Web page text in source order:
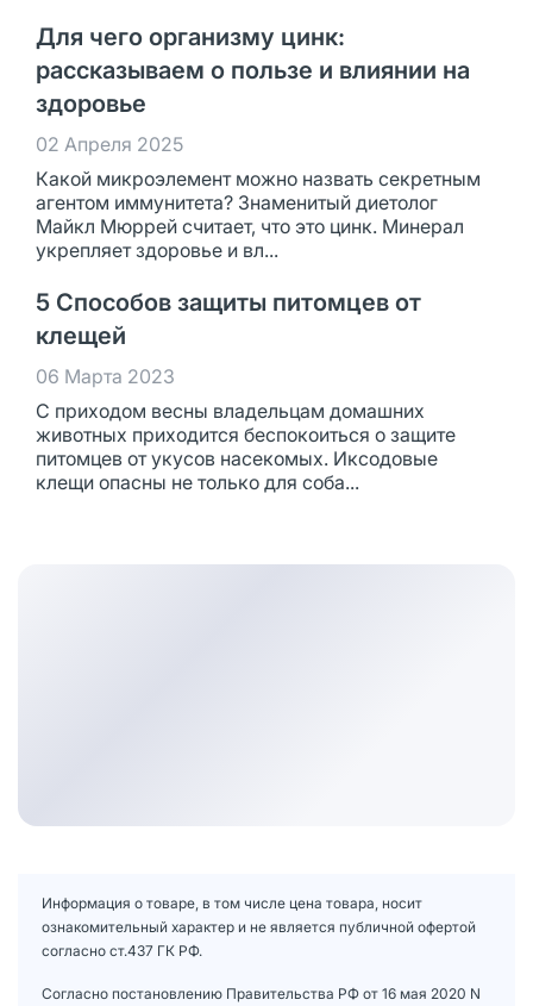
Для чего организму цинк:
рассказываем о пользе и влиянии на
здоровье
02 Апреля 2025
Какой микроэлемент можно назвать секретным
агентом иммунитета? Знаменитый диетолог
Майкл Мюррей считает, что это цинк. Минерал
укрепляет здоровье и вл...
5 Способов защиты питомцев от
клещей
06 Марта 2023
С приходом весны владельцам домашних
животных приходится беспокоиться о защите
питомцев от укусов насекомых. Иксодовые
клещи опасны не только для соба...
Информация о товаре, в том числе цена товара, носит
ознакомительный характер и не является публичной офертой
согласно ст.437 ГК РФ.
Согласно постановлению Правительства РФ от 16 мая 2020 N